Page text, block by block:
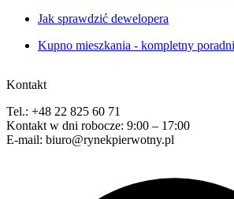
Jak sprawdzić dewelopera
Kupno mieszkania - kompletny
Kontakt
Tel.: +48 22 825 60 71
Kontakt w dni robocze: 9:00 – 17:00
E-mail: biuro@rynekpierwotny.pl